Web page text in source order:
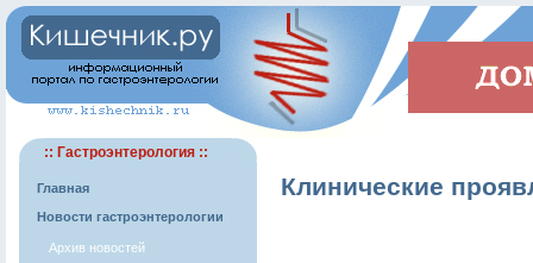
:: Гастроэнтерология ::
Главная
Новости гастроэнтерологии
Архив новостей
Клинические